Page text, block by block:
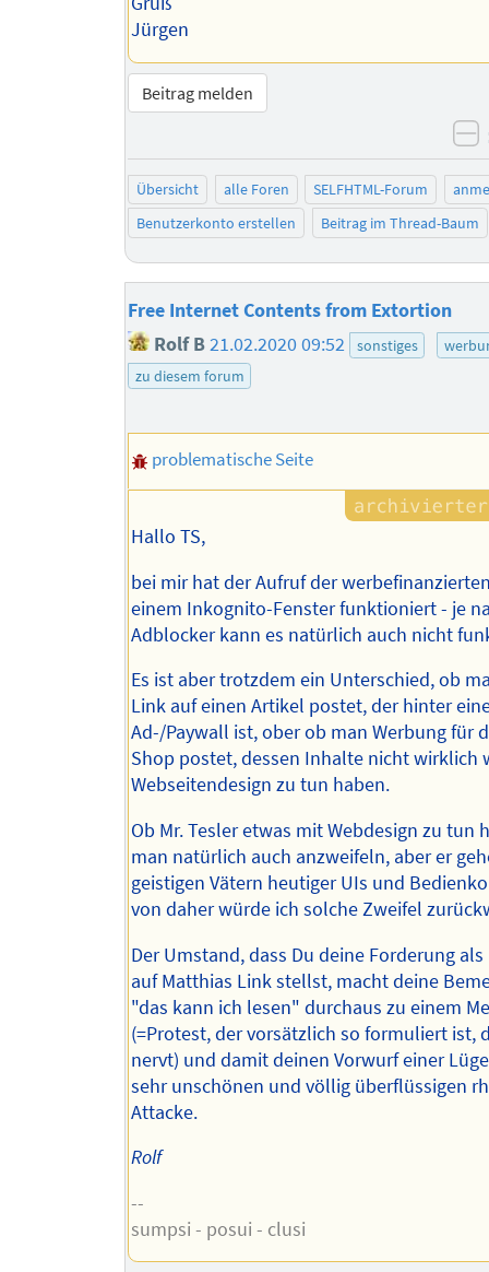
Jürgen
Beitrag melden
Übersicht alle Foren SELFHTML-Forum
Benutzerkonto erstellen
Beitrag im Thread-Baum
Free Internet Contents from Extortion
Rolf B21.02.2020 09:52 sonstiges
zu diesem forum
problematische Seite
Hallo TS,
bei mir hat der Aufruf der
einem Inkognito-Fenster funktioniert - je
Adblocker kann es natürlich auch nicht
Es ist aber trotzdem ein Unterschied, ob
Link auf einen Artikel postet, der hinter
Ad-/Paywall ist, ober ob man Werbung für
Shop postet, dessen Inhalte nicht wirklich
Webseitendesign zu tun haben.
Ob Mr. Tesler etwas mit Webdesign zu tun
man natürlich auch anzweifeln, aber er
geistigen Vätern heutiger UIs und
von daher würde ich solche Zweifel
Der Umstand, dass Du deine Forderung
auf Matthias Link stellst, macht deine
"das kann ich lesen" durchaus zu einem
(=Protest, der vorsätzlich so formuliert ist,
nervt) und damit deinen Vorwurf einer
sehr unschönen und völlig überflüssigen
Attacke.
Rolf
--
sumpsi - posui - clusi